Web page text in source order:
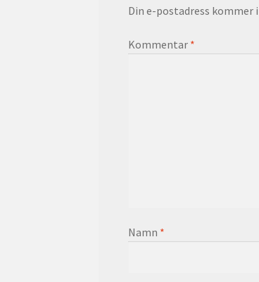
Din e-postadress kommer
Kommentar *
Namn *